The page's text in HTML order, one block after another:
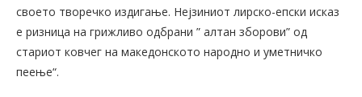
своето творечко издигање. Нејзиниот лирско-епски исказ
е ризница на грижливо одбрани ” алтан зборови” од
стариот ковчег на македонското народно и уметничко
пеење“.